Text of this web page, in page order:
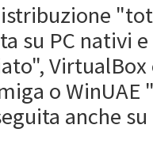
su PC nativi
VirtualBox
o
anche